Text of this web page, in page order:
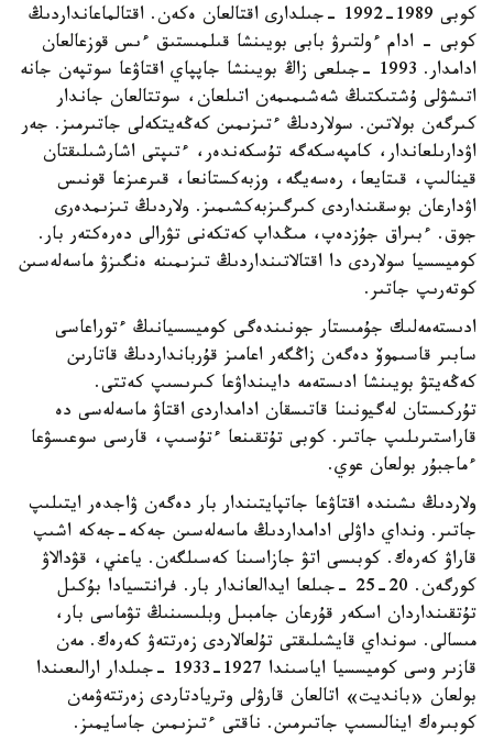
كوبى 1989-1992 -جىلدارى اقتالعان ەكەن. اقتالماعانداردىڭ
كوبى - ادام ءولتىرۋ بابى بويىنشا قىلمىستىق ءىس قوزعالعان
ادامدار. 1993 -جىلعى زاڭ بويىنشا جاپپاي اقتاۋعا سوتپەن جانە
اتىشۋلى ۇشتىكتىڭ شەشىمىمەن اتىلعان، سوتتالعان جاندار
كىرگەن بولاتىن. سولاردىڭ ءتىزىمىن كەڭەيتكەلى جاتىرمىز. جەر
اۋدارىلعاندار، كامپەسكەگە تۇسكەندەر، ءتىپتى اشارشىلىقتان
قينالىپ، قىتايعا، رەسەيگە، وزبەكستانعا، قىرعىزعا قونىس
اۋدارعان بوسقىنداردى كىرگىزبەكشىمىز. ولاردىڭ تىزىمدەرى
جوق. ءبىراق جۇزدەپ، مىڭداپ كەتكەنى تۋرالى دەرەكتەر بار.
كوميسسيا سولاردى دا اقتالاتىنداردىڭ تىزىمىنە ەنگىزۋ ماسەلەسىن
كوتەرىپ جاتىر.
ادىستەمەلىك جۇمىستار جونىندەگى كوميسسيانىڭ ءتوراعاسى
سابىر قاسىموۆ دەگەن زاڭگەر اعامىز قۇربانداردىڭ قاتارىن
كەڭەيتۋ بويىنشا ادىستەمە دايىنداۋعا كىرىسىپ كەتتى.
تۇركىستان لەگيونىنا قاتىسقان ادامداردى اقتاۋ ماسەلەسى دە
قاراستىرىلىپ جاتىر. كوبى تۇتقىنعا ءتۇسىپ، قارسى سوعىسۋعا
ءماجبۇر بولعان عوي.
ولاردىڭ ىشىندە اقتاۋعا جاتپايتىندار بار دەگەن ۋاجدەر ايتىلىپ
جاتىر. ونداي داۋلى ادامداردىڭ ماسەلەسىن جەكە-جەكە اشىپ
قاراۋ كەرەك. كوبىسى اتۋ جازاسىنا كەسىلگەن. ياعني، قۋدالاۋ
كورگەن. 20-25 -جىلعا ايدالعاندار بار. فرانتسيادا بۇكىل
تۇتقىنداردان اسكەر قۇرعان جامبىل وبلىسىنىڭ تۋماسى بار،
مىسالى. سونداي قايشىلىقتى تۇلعالاردى زەرتتەۋ كەرەك. مەن
قازىر وسى كوميسسيا اياسىندا 1927-1933 -جىلدار ارالىعىندا
بولعان «بانديت» اتالعان قارۋلى وتريادتاردى زەرتتەۋمەن
كوبىرەك اينالىسىپ جاتىرمىن. ناقتى ءتىزىمىن جاسايمىز.